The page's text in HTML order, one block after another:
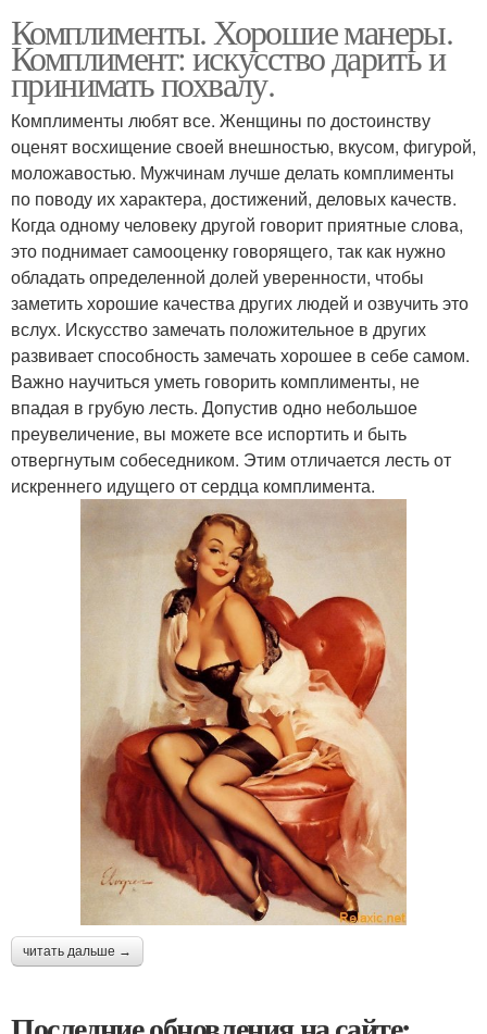
Комплименты. Хорошие манеры.
Комплимент: искусство дарить и
принимать похвалу.
Комплименты любят все. Женщины по достоинству
оценят восхищение своей внешностью, вкусом, фигурой,
моложавостью. Мужчинам лучше делать комплименты
по поводу их характера, достижений, деловых качеств.
Когда одному человеку другой говорит приятные слова,
это поднимает самооценку говорящего, так как нужно
обладать определенной долей уверенности, чтобы
заметить хорошие качества других людей и озвучить это
вслух. Искусство замечать положительное в других
развивает способность замечать хорошее в себе самом.
Важно научиться уметь говорить комплименты, не
впадая в грубую лесть. Допустив одно небольшое
преувеличение, вы можете все испортить и быть
отвергнутым собеседником. Этим отличается лесть от
искреннего идущего от сердца комплимента.
читать дальше →